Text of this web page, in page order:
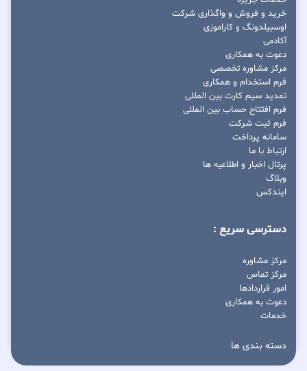
خرید و فروش و واگذاری شرکت
اوسبیلدونگ و کاراموزی
آکادمی
دعوت به همکاری
مرکز مشاوره تخصصی
فرم استخدام و همکاری
تمدید سیم کارت بین المللی
فرم افتتاح حساب بین المللی
فرم ثبت شرکت
سامانه پرداخت
ارتباط با ما
پرتال اخبار و اطلاعیه ها
وبلاگ
ایندکس
دسترسی سریع :
مرکز مشاوره
مرکز تماس
امور قراردادها
دعوت به همکاری
خدمات
دسته بندی ها